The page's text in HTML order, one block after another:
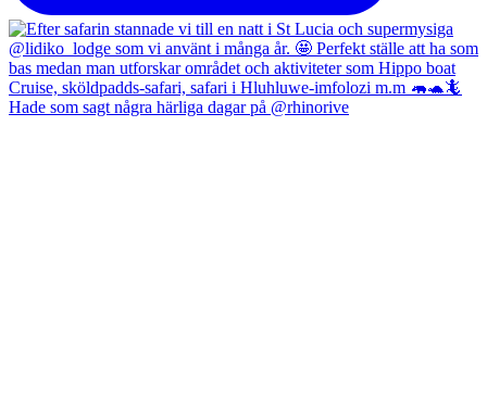
Hade som sagt några härliga dagar på @rhinorive